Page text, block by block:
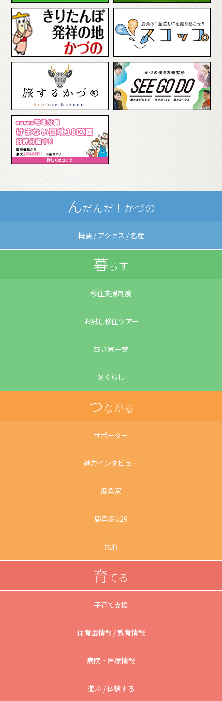
んだんだ！ かづの
概要 / アクセス / 名産
暮らす
移住支援制度
お試し移住ツアー
空き家一覧
冬ぐらし
つながる
サポーター
魅力インタビュー
鹿角家
鹿角家U29
民泊
育てる
子育て支援
保育園情報 / 教育情報
病院・医療情報
遊ぶ / 体験する